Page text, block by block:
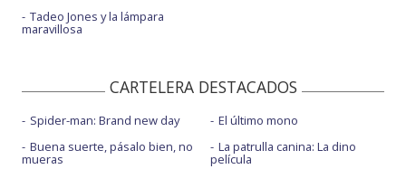
Tadeo Jones y la lámpara
maravillosa
CARTELERA DESTACADOS
Spider-man: Brand new day
Buena suerte, pásalo bien, no
mueras
El último mono
La patrulla canina: La dino
película